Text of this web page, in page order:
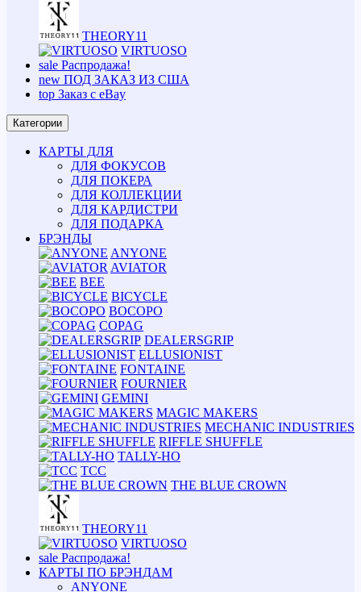
THEORY11
VIRTUOSO
sale Распродажа!
new ПОД ЗАКАЗ ИЗ США
top Заказ с eBay
Категории
КАРТЫ ДЛЯ
ДЛЯ ФОКУСОВ
ДЛЯ ПОКЕРА
ДЛЯ КОЛЛЕКЦИИ
ДЛЯ КАРДИСТРИ
ДЛЯ ПОДАРКА
БРЭНДЫ
ANYONE
AVIATOR
BEE
BICYCLE
BOCOPO
COPAG
DEALERSGRIP
ELLUSIONIST
FONTAINE
FOURNIER
GEMINI
MAGIC MAKERS
MECHANIC INDUSTRIES
RIFFLE SHUFFLE
TALLY-HO
TCC
THE BLUE CROWN
THEORY11
VIRTUOSO
sale Распродажа!
КАРТЫ ПО БРЭНДАМ
ANYONE